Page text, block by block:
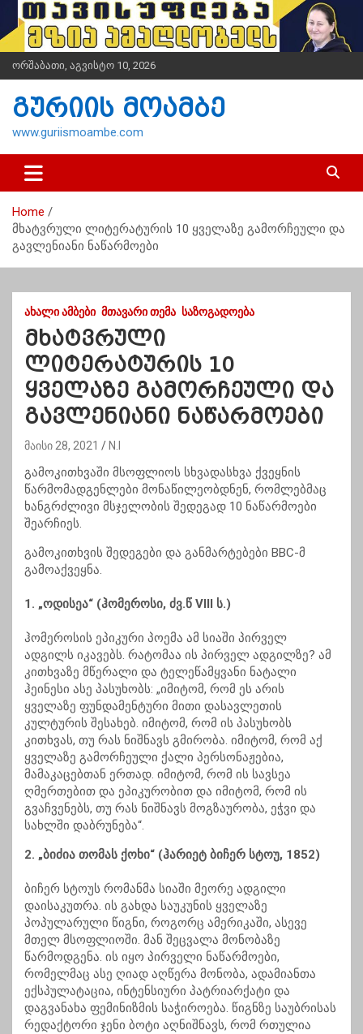
i
t
n
ორშაბათი, აგვისტო 10, 2026
გურიის მოამბე
www.guriismoambe.com
Home
მხატვრული ლიტერატურის 10 ყველაზე გამორჩეული და
გავლენიანი ნაწარმოები
ᲐᲮᲐᲚᲘ ᲐᲛᲑᲔᲑᲘ ᲛᲗᲐᲕᲐᲠᲘ ᲗᲔᲛᲐ ᲡᲐᲖᲝᲒᲐᲓᲝᲔᲑᲐ
მხატვრული
ლიტერატურის 10
ყველაზე გამორჩეული და
გავლენიანი ნაწარმოები
მაისი 28, 2021 N.I
გამოკითხვაში მსოფლიოს სხვადასხვა ქვეყნის
წარმომადგენლები მონაწილეობდნენ, რომლებმაც
ხანგრძლივი მსჯელობის შედეგად 10 ნაწარმოები
შეარჩიეს.
გამოკითხვის შედეგები და განმარტებები BBC-მ
გამოაქვეყნა.
1. „ოდისეა“ (ჰომეროსი, ძვ.წ VIII ს.)
ჰომეროსის ეპიკური პოემა ამ სიაში პირველ
ადგილს იკავებს. რატომაა ის პირველ ადგილზე? ამ
კითხვაზე მწერალი და ტელეწამყვანი ნატალი
ჰეინესი ასე პასუხობს: „იმიტომ, რომ ეს არის
ყველაზე ფუნდამენტური მითი დასავლეთის
კულტურის შესახებ. იმიტომ, რომ ის პასუხობს
კითხვას, თუ რას ნიშნავს გმირობა. იმიტომ, რომ აქ
ყველაზე გამორჩეული ქალი პერსონაჟებია,
მამაკაცებთან ერთად. იმიტომ, რომ ის სავსეა
ღმერთებით და ეპიკურობით და იმიტომ, რომ ის
გვაჩვენებს, თუ რას ნიშნავს მოგზაურობა, ეჭვი და
სახლში დაბრუნება“.
2. „ბიძია თომას ქოხი“ (ჰარიეტ ბიჩერ სტოუ, 1852)
ბიჩერ სტოუს რომანმა სიაში მეორე ადგილი
დაისაკუთრა. ის გახდა საუკუნის ყველაზე
პოპულარული წიგნი, როგორც ამერიკაში, ასევე
მთელ მსოფლიოში. მან შეცვალა მონობაზე
წარმოდგენა. ის იყო პირველი ნაწარმოები,
რომელმაც ასე ღიად აღწერა მონობა, ადამიანთა
ექსპულატაცია, ინტენსიური პატრიარქატი და
დაგვანახა ფემინიზმის საჭიროება. წიგნზე საუბრისას
რედაქტორი ჯენი ბოტი აღნიშნავს, რომ რთულია